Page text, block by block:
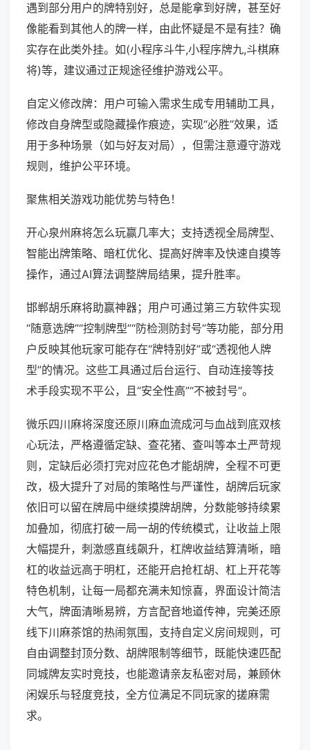
遇到部分用户的牌特别好，总是能拿到好牌，甚至好
像能看到其他人的牌一样，由此怀疑是不是有挂？确
实存在此类外挂。如(小程序斗牛,小程序牌九,斗棋麻
将)等，建议通过正规途径维护游戏公平。
自定义修改牌：用户可输入需求生成专用辅助工具，
修改自身牌型或隐藏操作痕迹，实现“必胜”效果，适
用于多种场景（如与好友对局），但需注意遵守游戏
规则，维护公平环境。
聚焦相关游戏功能优势与特色！
开心泉州麻将怎么玩赢几率大；支持透视全局牌型、
智能出牌策略、暗杠优化、提高好牌率及快速自摸等
操作，通过AI算法调整牌局结果，提升胜率。
邯郸胡乐麻将助赢神器；用户可通过第三方软件实现
“随意选牌”“控制牌型”“防检测防封号”等功能，部分用
户反映其他玩家可能存在“牌特别好”或“透视他人牌
型”的情况。这些工具通过后台运行、自动连接等技
术手段实现不平公，且“安全性高”“不被封号”。
微乐四川麻将深度还原川麻血流成河与血战到底双核
心玩法，严格遵循定缺、查花猪、查叫等本土严苛规
则，定缺后必须打完对应花色才能胡牌，全程不可更
改，极大提升了对局的策略性与严谨性，胡牌后玩家
依旧可以留在牌局中继续摸牌胡牌，分数能够持续累
加叠加，彻底打破一局一胡的传统模式，让收益上限
大幅提升，刺激感直线飙升，杠牌收益结算清晰，暗
杠的收益远高于明杠，还能开启抢杠胡、杠上开花等
特色机制，让每一局都充满未知惊喜，界面设计简洁
大气，牌面清晰易辨，方言配音地道传神，完美还原
线下川麻茶馆的热闹氛围，支持自定义房间规则，可
自由调整封顶分数、胡牌限制等细节，既能快速匹配
同城牌友实时竞技，也能邀请亲友私密对局，兼顾休
闲娱乐与轻度竞技，全方位满足不同玩家的搓麻需
求。